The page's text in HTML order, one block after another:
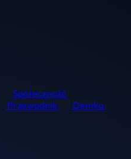
Społeczność
Przewodnik
Demka